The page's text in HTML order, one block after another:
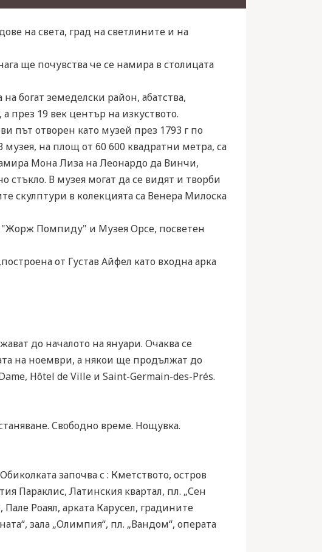
на света, град на светлините и на
ще почувства че се намира в столицата
богат земеделски район, абатства,
през 19 век център на изкуството.
път отворен като музей през 1793 г по
на площ от 60 600 квадратни метра, са
Мона Лиза на Леонардо да Винчи,
стъкло. В музея могат да се видят и творби
скулптури в колекцията са Венера Милоска
"Жорж Помпиду" и Музея Орсе, посветен
от Густав Айфел като входна арка
до началото на януари. Очаква се
на ноември, а някои ще продължат до
Hôtel de Ville и Saint-Germain-des-Prés.
Свободно време. Нощувка.
започва с : Кметството, остров
Параклис, Латинския квартал, пл. „Сен
Роаял, арката Карусел, градините
зала „Олимпия“, пл. „Вандом“, операта